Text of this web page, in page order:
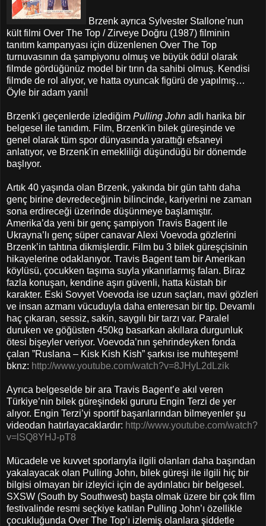
Brzenk ayrıca Sylvester Stallone’nun
kült filmi Over The Top / Zirveye Doğru (1987) filminin
tanıtım kampanyası için düzenlenen Over The Top
turnuvasının da şampiyonu olmuş ve büyük ödül olarak
filmde gördüğünüz model bir tırın da sahibi olmuş. Kendisi
filmde de rol alıyor, ve hatta oyuncak figürü de yapılmış…
Öyle bir adam yani!
Brzenk'i geçenlerde izlediğim Pulling John adlı harika bir
belgesel ile tanıdım. Film, Brzenk'in bilek güreşinde ve
genel olarak tüm spor dünyasında yarattığı efsaneyi
anlatıyor, ve Brzenk'in emekliliği düşündüğü bir dönemde
başlıyor.
Artık 40 yaşında olan Brzenk, yakında bir gün tahtı daha
genç birine devredeceğinin bilincinde, kariyerini ne zaman
sona erdireceği üzerinde düşünmeye başlamıştır.
Amerika’da yeni bir genç şampiyon Travis Bagent ile
Ukrayna’lı genç süper canavar Alexi Voevoda gözlerini
Brzenk’in tahtına dikmişlerdir. Film bu 3 bilek güreşçisinin
hikayelerine odaklanıyor. Travis Bagent tam bir Amerikan
köylüsü, çocukken taşıma suyla yıkanırlarmış falan. Biraz
fazla konuşan, kendine aşırı güvenli, hatta küstah bir
karakter. Eski Sovyet Voevoda ise uzun saçları, mavi gözleri
ve insan azmanı vücuduyla daha enteresan bir tip. Devamlı
haç çıkaran, sessiz, sakin, saygılı bir tarzı var. Paralel
duruken ve göğüsten 450kg basarkan akıllara durgunluk
ötesi bişeyler veriyor. Voevoda’nın şehrindeyken fonda
çalan ”Ruslana – Kisk Kish Kish” şarkısı ise muhteşem!
bknz: http://www.youtube.com/watch?v=8JHyL2dLzik
Ayrıca belgeselde bir ara Travis Bagent’e akıl veren
Türkiye’nin bilek güreşindeki gururu Engin Terzi de yer
alıyor. Engin Terzi’yi sportif başarılarından bilmeyenler şu
videodan hatırlayacaklardır: http://www.youtube.com/watch?
v=lSQ8YHJ-pT8
Mücadele ve kuvvet sporlarıyla ilgili olanları daha başından
yakalayacak olan Pulling John, bilek güreşi ile ilgili hiç bir
bilgisi olmayan bir izleyici için de aydınlatıcı bir belgesel.
SXSW (South by Southwest) başta olmak üzere bir çok film
festivalinde resmi seçkiye katılan Pulling John’ı özellikle
çocukluğunda Over The Top’ı izlemiş olanlara şiddetle